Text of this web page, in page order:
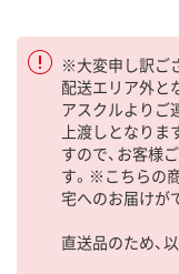
※大変申し訳ご
配送エリア外と
アスクルよりご
上渡しとなり
すので、お客様
す。※こちらの
宅へのお届けが
直送品のため、